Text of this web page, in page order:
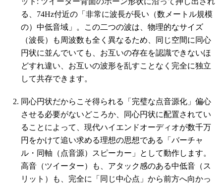
る、74Hz付近の「非常に波長が長い（数メートル規模
の）中低音域」。この二つの波は、物理的なサイズ
（波長）も周波数も全く異なるため、同じ空間に同心
円状に並んでいても、お互いの存在を認識できないほ
どすれ違い、お互いの波形を乱すことなく完全に独立
して共存できます。
同心円状だからこそ得られる「完璧な点音源化」偏心
させる必要がないどころか、同心円状に配置されてい
ることによって、現代ハイエンドオーディオが数千万
円をかけて追い求める理想の思想である「バーチャ
ル・同軸（点音源）スピーカー」として動作します。
高音（ツイーター）も、アタック感のある中低音（ス
リット）も、完全に「同じ中心点」から前方へ向かっ